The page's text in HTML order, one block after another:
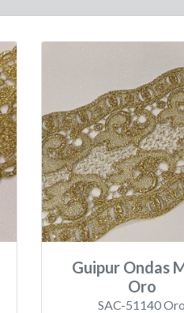
Guipur Ondas
Oro
SAC-51140 Oro